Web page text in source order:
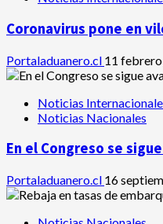
Coronavirus pone en
Portaladuanero.cl 11
Noticias
Noticias Nacionales
En el Congreso se
Portaladuanero.cl 16